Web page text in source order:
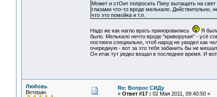
Может и стОит попросить Пипу вытащить на
глазами что-то вроде мелькало.
что это помойка и т.п.
Надо же как нагло врать приноровились
Я была
было. Мелькало нечто вроде "криворукая" - усё
постинги специально, чтоб народ не увидел как
очередную - вот за это тебя забанить бы не
Он итак тут редко вещал в последнее время. И
Любовь
Ветеран
Re: Вопрос СИДу
« Ответ #17 : 02 Мая 2011, 09:40:50 »